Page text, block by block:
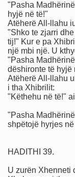
"Pasha
hyjë në të!"
Atëherë All-llahu
"Shko te zjarri
tij!" Kur e pa
një mbi një. U
"Pasha
dëshironte të hyjë
Atëherë All-llahu
i tha Xhibrilit:
"Këthehu në të!"
"Pasha
shpëtojë hyrjes në
HADITHI 39.
U zurën Xhenneti